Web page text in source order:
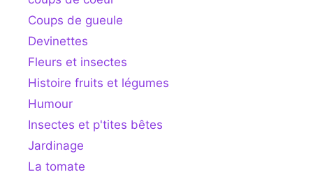
Coups de gueule
Devinettes
Fleurs et insectes
Histoire fruits et légumes
Humour
Insectes et p'tites bêtes
Jardinage
La tomate